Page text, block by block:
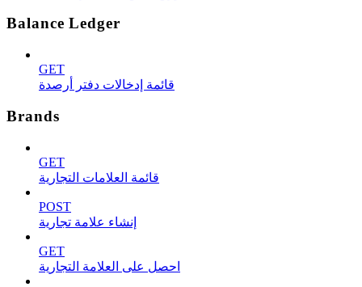
Balance Ledger
GET
قائمة إدخالات دفتر أرصدة
Brands
GET
قائمة العلامات التجارية
POST
إنشاء علامة تجارية
GET
احصل على العلامة التجارية